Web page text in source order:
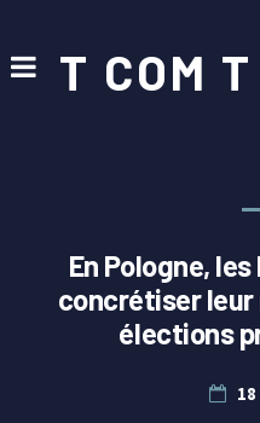
T COM T
En Pologne,
concrétiser
élections